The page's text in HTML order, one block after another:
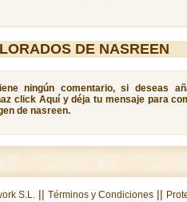
DE NASREEN
ningún comentario, si deseas
click Aquí y déja tu mensaje para
de nasreen.
S.L. || Términos y Condiciones||